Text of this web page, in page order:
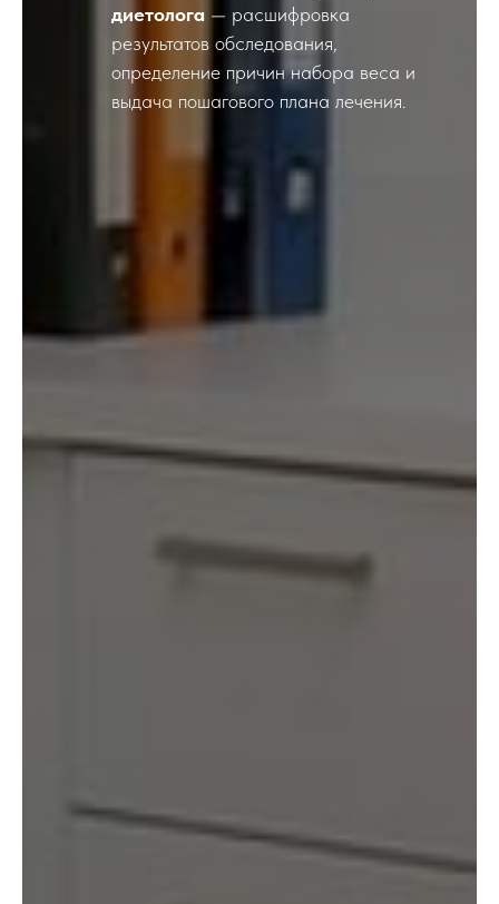
диетолога — расшифровка
результатов обследования,
определение причин набора веса и
выдача пошагового плана лечения.